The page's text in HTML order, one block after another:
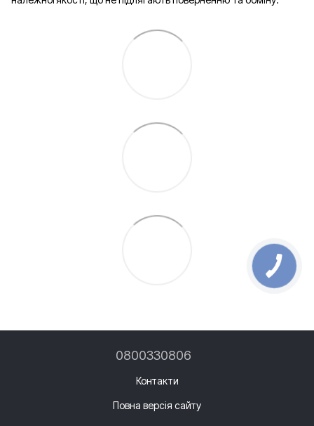
0800330806
Контакти
Повна версія сайту